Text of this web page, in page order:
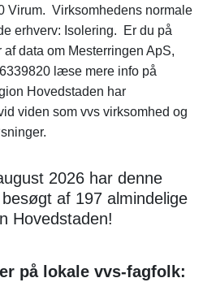
Virum. Virksomhedens normale
erhverv: Isolering. Er du på
data om Mesterringen ApS,
læse mere info på
Hovedstaden har
viden som vvs virksomhed og
2026 har denne
af 197 almindelige
Hovedstaden!
på lokale vvs-fagfolk: